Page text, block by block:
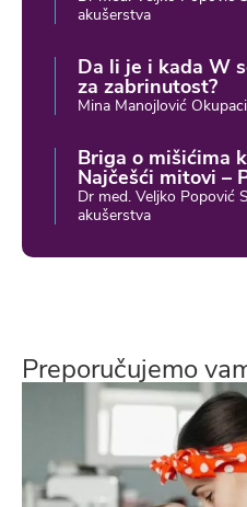
akušerstva
Da li je i kada W
za zabrinutost?
Mina Manojlović
Briga o mišićima
Najčešći mitovi –
Dr med. Veljko Popović
akušerstva
Preporučujemo